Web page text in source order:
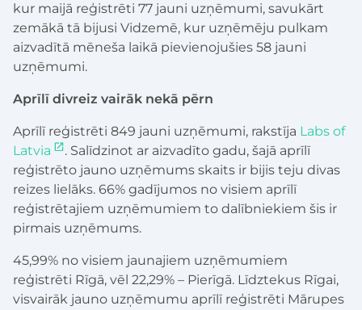
kur maijā reģistrēti 77 jauni uzņēmumi, savukārt
zemākā tā bijusi Vidzemē, kur uzņēmēju pulkam
aizvadītā mēneša laikā pievienojušies 58 jauni
uzņēmumi.
Aprīlī divreiz vairāk nekā pērn
Aprīlī reģistrēti 849 jauni uzņēmumi, rakstīja Labs of
Latvia
. Salīdzinot ar aizvadīto gadu, šajā aprīlī
reģistrēto jauno uzņēmums skaits ir bijis teju divas
reizes lielāks. 66% gadījumos no visiem aprīlī
reģistrētajiem uzņēmumiem to dalībniekiem šis ir
pirmais uzņēmums.
45,99% no visiem jaunajiem uzņēmumiem
reģistrēti Rīgā, vēl 22,29% – Pierīgā. Līdztekus Rīgai,
visvairāk jauno uzņēmumu aprīlī reģistrēti Mārupes